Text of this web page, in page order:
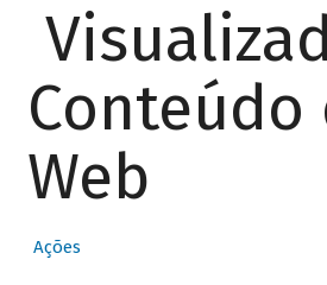
Conteúdo
Web
Ações